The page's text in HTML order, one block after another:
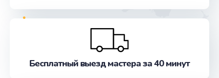
Бесплатный выезд мастера за 40 минут